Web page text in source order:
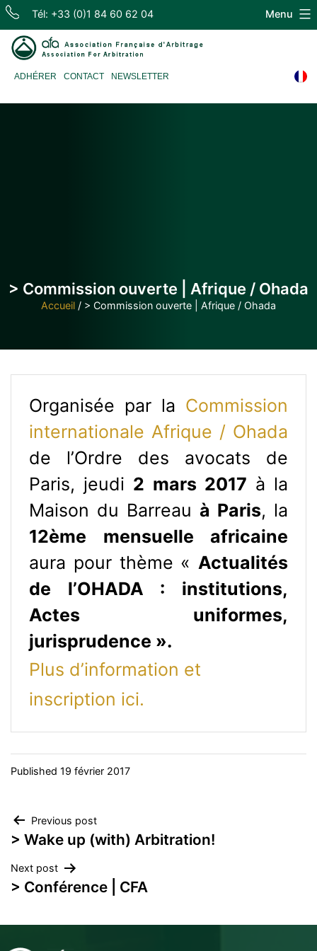
Skip
content
Tél: +33 (0)1 84 60 62 04
d'Arbitrage
ADHÉRER CONTACT NEWSLETTER
Menu
> Commission ouverte | Afrique / Ohada
Accueil / > Commission ouverte | Afrique / Ohada
Organisée par la Commission
internationale Afrique / Ohada
de l’Ordre des avocats de
Paris, jeudi 2 mars 2017 à la
Maison du Barreau à Paris, la
12ème mensuelle africaine
aura pour thème « Actualités
de l’OHADA : institutions,
Actes uniformes,
jurisprudence ».
Plus d’information et
inscription ici.
Published 19 février 2017
Navigation
de
l’article
Previous post
> Wake up (with) Arbitration!
Next post
> Conférence | CFA